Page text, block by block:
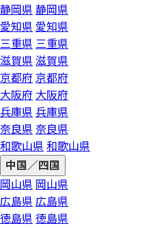
静岡県 静岡県
愛知県 愛知県
三重県 三重県
滋賀県 滋賀県
京都府 京都府
大阪府 大阪府
兵庫県 兵庫県
奈良県 奈良県
和歌山県 和歌山県
中国／四国
岡山県 岡山県
広島県 広島県
徳島県 徳島県